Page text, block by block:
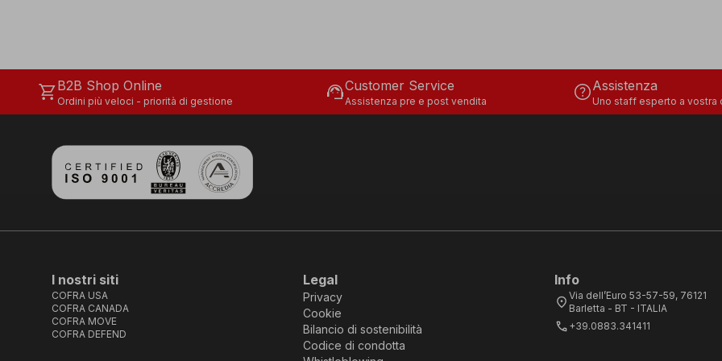
shopping_cartB2B Shop Online
Ordini più veloci - priorità di gestione support_agentCustomer Service
Assistenza pre e post vendita helpAssistenza
Uno staff esperto a vostra
I nostri siti
COFRA USA
COFRA CANADA
COFRA MOVE
COFRA DEFEND
Legal
Privacy
Cookie
Bilancio di sostenibilità
Codice di condotta
Info
location_on Via dell’Euro 53-57-59, 76121
Barletta - BT - ITALIA
call +39.0883.341411